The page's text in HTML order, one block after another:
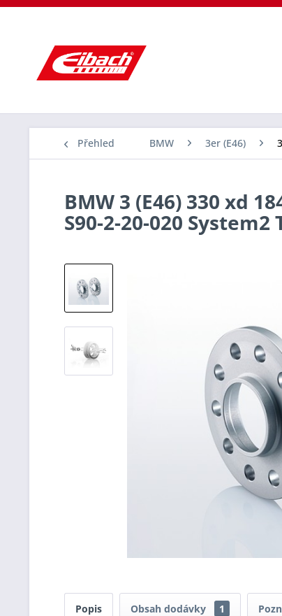
Přehled BMW 3er (E46)
BMW 3 (E46) 330 xd
S90-2-20-020
Popis Obsah dodávky 1